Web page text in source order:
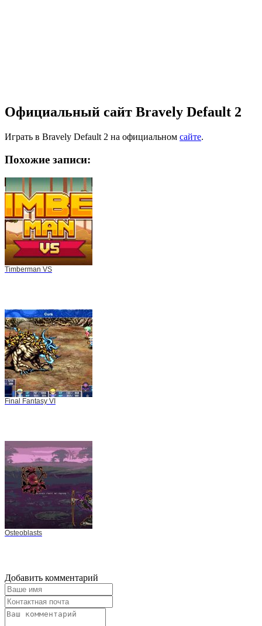
Официальный сайт Bravely Default 2
Играть в Bravely Default 2 на официальном сайте.
Похожие записи:
Timberman VS
Final Fantasy VI
Osteoblasts
Добавить комментарий